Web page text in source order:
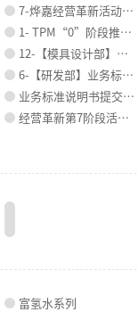
7-烨嘉经营革新活动运营方案
1- TPM“0”阶段推进手册(旧版)
12-【模具设计部】业务标准说明书
6-【研发部】业务标准说明书
业务标准说明书提交情况表
经营革新第7阶段活动资料
富氢水系列